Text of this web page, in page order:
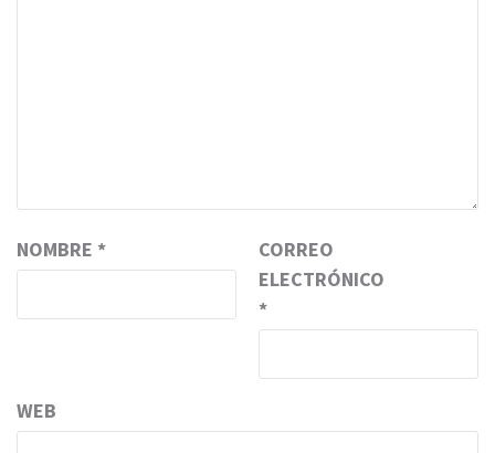
NOMBRE *
CORREO
ELECTRÓNICO
*
WEB